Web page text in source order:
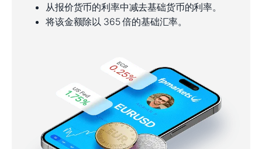
从报价货币的利率中减去基础货币的利率。
将该金额除以 365 倍的基础汇率。